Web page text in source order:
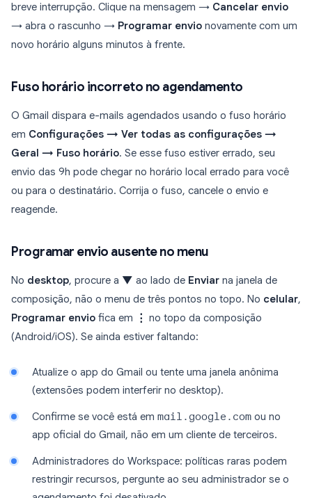
breve interrupção. Clique na mensagem → Cancelar envio
→ abra o rascunho → Programar envio novamente com um
novo horário alguns minutos à frente.
Fuso horário incorreto no agendamento
O Gmail dispara e-mails agendados usando o fuso horário
em Configurações → Ver todas as configurações →
Geral → Fuso horário. Se esse fuso estiver errado, seu
envio das 9h pode chegar no horário local errado para você
ou para o destinatário. Corrija o fuso, cancele o envio e
reagende.
Programar envio ausente no menu
No desktop, procure a ▼ ao lado de Enviar na janela de
composição, não o menu de três pontos no topo. No celular,
Programar envio fica em ⋮ no topo da composição
(Android/iOS). Se ainda estiver faltando:
Atualize o app do Gmail ou tente uma janela anônima
(extensões podem interferir no desktop).
Confirme se você está em mail.google.com ou no
app oficial do Gmail, não em um cliente de terceiros.
Administradores do Workspace: políticas raras podem
restringir recursos, pergunte ao seu administrador se o